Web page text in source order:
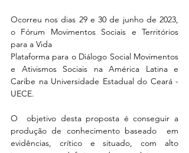
Ocorreu nos dias 29 e 30 de junho de 2023,
o Fórum Movimentos Sociais e Territórios
para a Vida
Plataforma para o Diálogo Social Movimentos
e Ativismos Sociais na América Latina e
Caribe na Universidade Estadual do Ceará -
UECE.
O  objetivo desta proposta é conseguir a
produção de conhecimento baseado  em
evidências, crítico e situado, com alto